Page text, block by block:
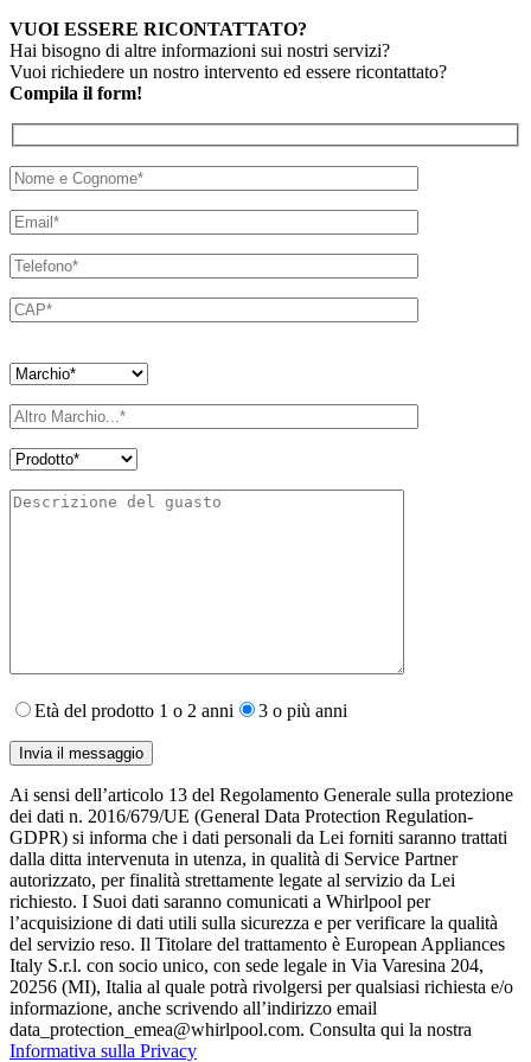
VUOI ESSERE RICONTATTATO?
Hai bisogno di altre informazioni sui nostri servizi?
Vuoi richiedere un nostro intervento ed essere ricontattato?
Compila il form!
Età del prodotto 1 o 2 anni 3 o più anni
Ai sensi dell’articolo 13 del Regolamento Generale sulla protezione
dei dati n. 2016/679/UE (General Data Protection Regulation-
GDPR) si informa che i dati personali da Lei forniti saranno​ trattati
dalla ditta intervenuta in utenza,​ in qualità di Service Partner
autorizzato, per finalità strettamente legate al servizio da Lei
richiesto. I S​uoi dati saranno comunicati a Whirlpool per
l’acquisizione di dati utili sulla sicurezza e per verificare la qualità
del servizio reso. Il Titolare del trattamento è European Appliances
Italy S.r.l. con socio unico, con sede legale in Via Varesina 204,
20256 (MI), Italia al quale potrà rivolgersi per qualsiasi richiesta e/o
informazione, anche scrivendo all’indirizzo email
data_protection_emea@whirlpool.com. Consulta qui la nostra
Informativa sulla Privacy